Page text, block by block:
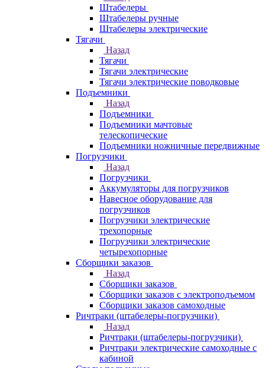
Штабелеры
Штабелеры ручные
Штабелеры электрические
Тягачи
Назад
Тягачи
Тягачи электрические
Тягачи электрические поводковые
Подъемники
Назад
Подъемники
Подъемники мачтовые
телескопические
Подъемники ножничные передвижные
Погрузчики
Назад
Погрузчики
Аккумуляторы для погрузчиков
Навесное оборудование для
погрузчиков
Погрузчики электрические
трехопорные
Погрузчики электрические
четырехопорные
Сборщики заказов
Назад
Сборщики заказов
Сборщики заказов с электроподъемом
Сборщики заказов самоходные
Ричтраки (штабелеры-погрузчики)
Назад
Ричтраки (штабелеры-погрузчики)
Ричтраки электрические самоходные с
кабиной